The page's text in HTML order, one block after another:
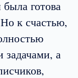
готова
к счастью,
задачами, а